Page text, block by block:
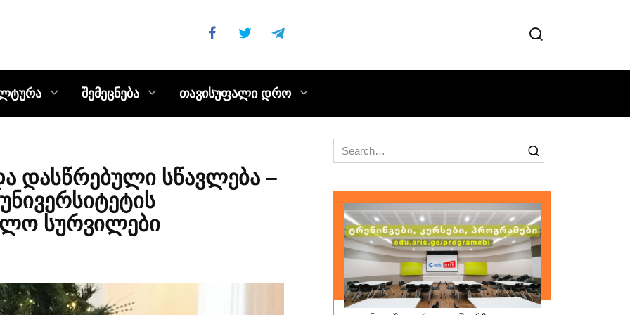
შემეცნება თავისუფალი დრო
დასწრებული სწავლება –
სურვილები
Search
for: